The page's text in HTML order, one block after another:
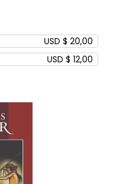
USD $ 20,00
USD $ 12,00